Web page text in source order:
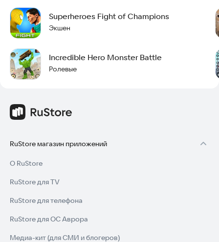
Superheroes Fight of Champions
Экшен
Incredible Hero Monster Battle
Ролевые
RuStore магазин приложений
О RuStore
RuStore для TV
RuStore для телефона
RuStore для ОС Аврора
Медиа-кит (для СМИ и блогеров)